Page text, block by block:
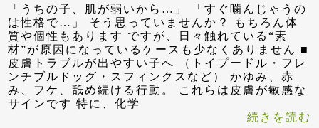
「うちの子、肌が弱いから…」 「すぐ噛んじゃうの
は性格で…」 そう思っていませんか？ もちろん体
質や個性もあります ですが、日々触れている“素
材”が原因になっているケースも少なくありません ■
皮膚トラブルが出やすい子へ （トイプードル・フレ
ンチブルドッグ・スフィンクスなど） かゆみ、赤
み、フケ、舐め続ける行動。 これらは皮膚が敏感な
サインです 特に、化学
続きを読む